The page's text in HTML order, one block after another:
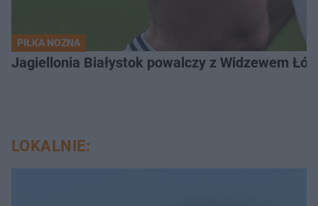
PIŁKA NOŻNA
Jagiellonia Białystok powalczy z Widzewem
LOKALNIE: